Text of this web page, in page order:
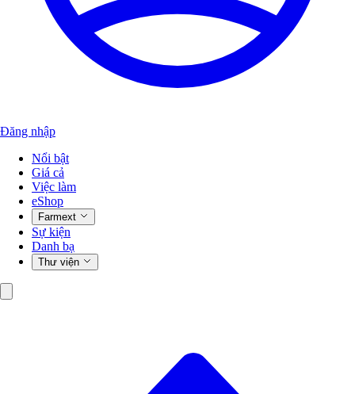
Đăng nhập
Nổi bật
Giá cả
Việc làm
eShop
Farmext
Sự kiện
Danh bạ
Thư viện